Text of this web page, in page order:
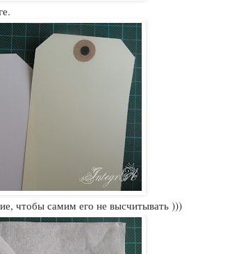
чтобы самим его не высчитывать )))